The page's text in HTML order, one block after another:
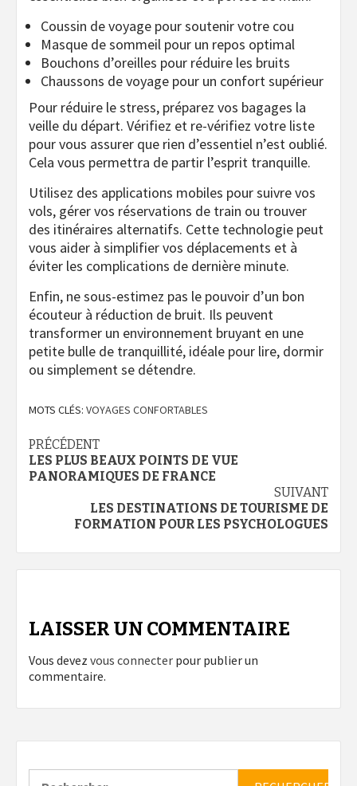
Coussin de voyage pour soutenir votre cou
Masque de sommeil pour un repos optimal
Bouchons d’oreilles pour réduire les bruits
Chaussons de voyage pour un confort supérieur
Pour réduire le stress, préparez vos bagages la
veille du départ. Vérifiez et re-vérifiez votre liste
pour vous assurer que rien d’essentiel n’est oublié.
Cela vous permettra de partir l’esprit tranquille.
Utilisez des applications mobiles pour suivre vos
vols, gérer vos réservations de train ou trouver
des itinéraires alternatifs. Cette technologie peut
vous aider à simplifier vos déplacements et à
éviter les complications de dernière minute.
Enfin, ne sous-estimez pas le pouvoir d’un bon
écouteur à réduction de bruit. Ils peuvent
transformer un environnement bruyant en une
petite bulle de tranquillité, idéale pour lire, dormir
ou simplement se détendre.
MOTS CLÉS: VOYAGES CONFORTABLES
Navigation
d’article
PRÉCÉDENT
LES PLUS BEAUX POINTS DE VUE
PANORAMIQUES DE FRANCE
SUIVANT
LES DESTINATIONS DE TOURISME DE
FORMATION POUR LES PSYCHOLOGUES
LAISSER UN COMMENTAIRE
Vous devez vous connecter pour publier un
commentaire.